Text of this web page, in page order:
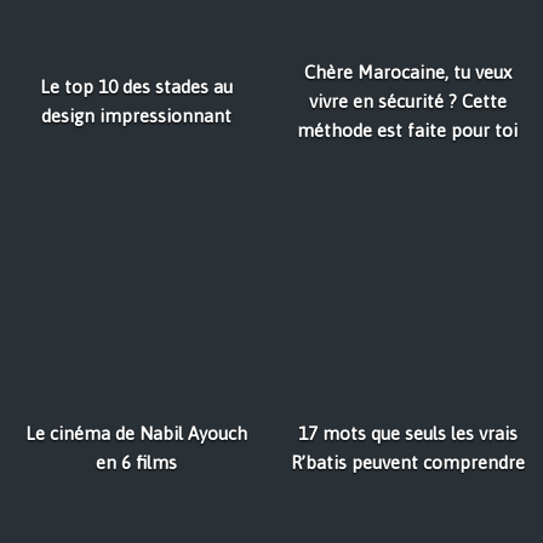
Le top 10 des stades au
design impressionnant
Chère Marocaine, tu veux
vivre en sécurité ? Cette
méthode est faite pour toi
Le cinéma de Nabil Ayouch
en 6 films
17 mots que seuls les vrais
R’batis peuvent comprendre